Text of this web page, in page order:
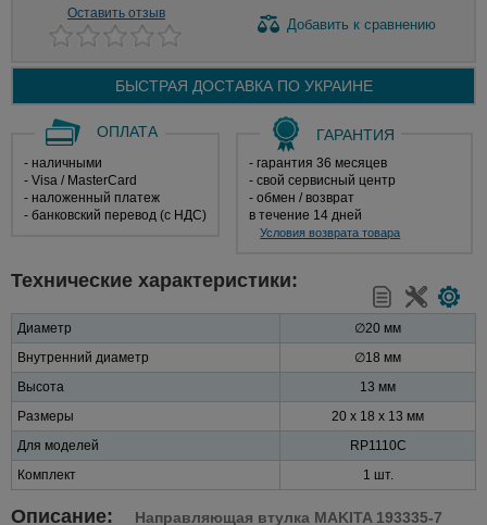
Оставить отзыв
Добавить к сравнению
БЫСТРАЯ ДОСТАВКА ПО УКРАИНЕ
ОПЛАТА
- наличными
- Visa / MasterCard
- наложенный платеж
- банковский перевод (с НДС)
ГАРАНТИЯ
- гарантия 36 месяцев
- свой сервисный центр
- обмен / возврат
в течение 14 дней
Условия возврата товара
Технические характеристики:
Диаметр
∅20 мм
Внутренний диаметр
∅18 мм
Высота
13 мм
Размеры
20 х 18 x 13 мм
Для моделей
RP1110C
Комплект
1 шт.
Описание: Направляющая втулка MAKITA 193335-7